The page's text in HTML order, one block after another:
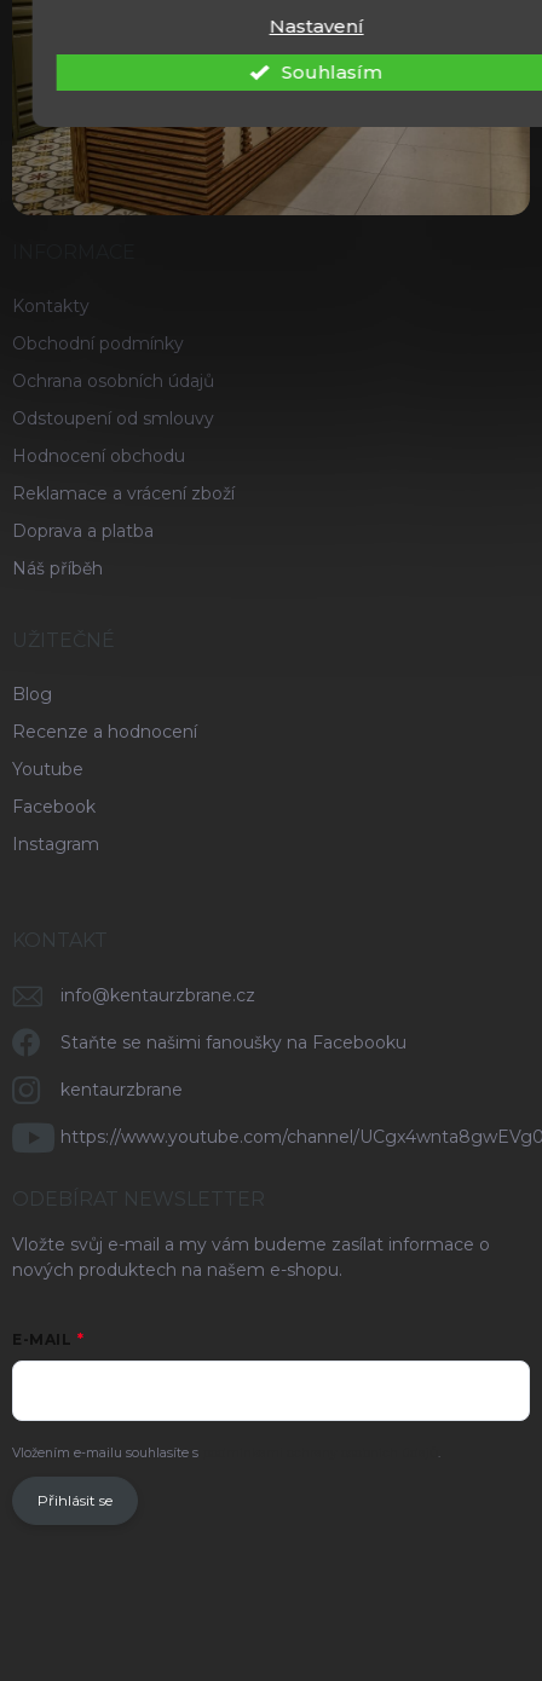
Nastavení
Souhlasím
Kontakty
Obchodní podmínky
Ochrana osobních údajů
Odstoupení od smlouvy
Hodnocení obchodu
Reklamace a vrácení zboží
Doprava a platba
Náš příběh
UŽITEČNÉ
Blog
Recenze a hodnocení
Youtube
Facebook
Instagram
KONTAKT
info@kentaurzbrane.cz
Staňte se našimi fanoušky na Facebooku
kentaurzbrane
https://www.youtube.com/channel/
ODEBÍRAT NEWSLETTER
Vložte svůj e-mail a my vám budeme zasílat informace o
nových produktech na našem e-shopu.
E-MAIL
Vložením e-mailu souhlasíte s .
Přihlásit se